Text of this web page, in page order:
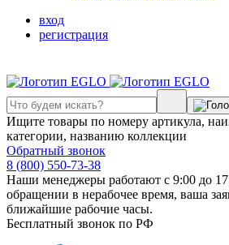
вход
регистрация
Ищите товары по номеру артикула,
категории, названию коллекции
Обратный звонок
8 (800) 550-73-38
Наши менеджеры работают с 9:00 до
обращении в нерабочее время, ваша
ближайшие рабочие часы.
Бесплатный звонок по РФ